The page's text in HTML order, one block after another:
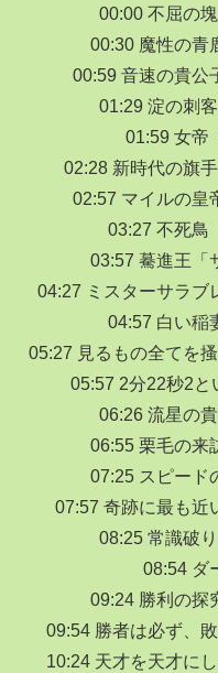
00:00 不屈の
00:30 魔性の青
00:59 音速の貴
01:29 淀の刺
01:59 女帝
02:28 新時代の旗
02:57 マイルの皇
03:27 不死鳥
03:57 驀進王「
04:27 ミスターサラ
04:57 白い稲
05:27 見るもの全てを
05:57 2分22秒2と
06:26 流星の
06:55 栗毛の来
07:25 スピード
07:57 奇跡に最も近
08:25 常識破
08:54 ダ
09:24 勝利の探
09:54 勝者は必ず、
10:24 天才を天才に